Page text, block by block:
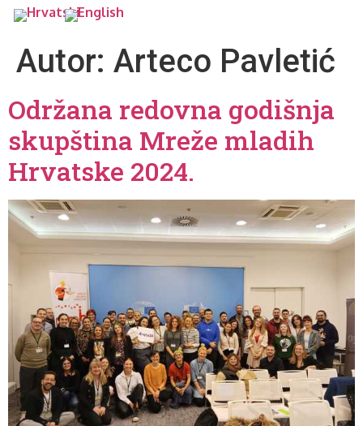
Autor: Arteco Pavletić
Održana redovna godišnja
skupština Mreže mladih
Hrvatske 2024.